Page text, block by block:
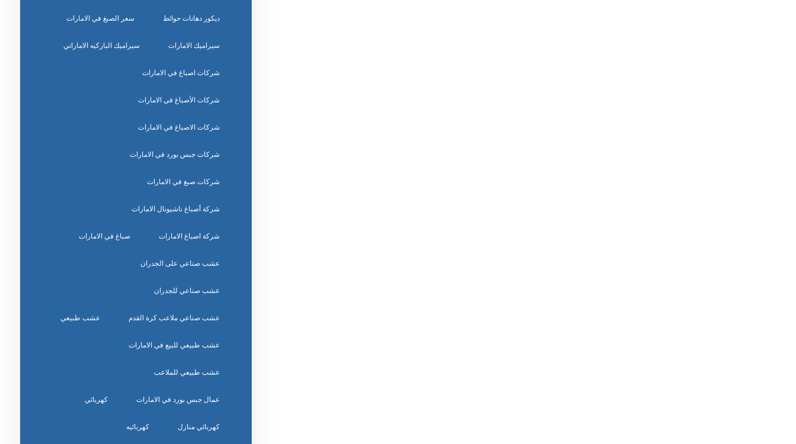
ديكور دهانات حوائط سعر الصبغ في الامارات
سيراميك الامارات سيراميك الباركيه الاماراتي
شركات اصباغ في الامارات
شركات الأصباغ في الامارات
شركات الاصباغ في الامارات
شركات جبس بورد في الامارات
شركات صبغ في الامارات
شركة أصباغ ناشيونال الامارات
شركة اصباغ الامارات صباغ في الامارات
عشب صناعي على الجدران
عشب صناعي للجدران
عشب صناعي ملاعب كرة القدم عشب طبيعي
عشب طبيعي للبيع في الامارات
عشب طبيعي للملاعب
عمال جبس بورد في الامارات كهربائي
كهربائي منازل كهربائيه